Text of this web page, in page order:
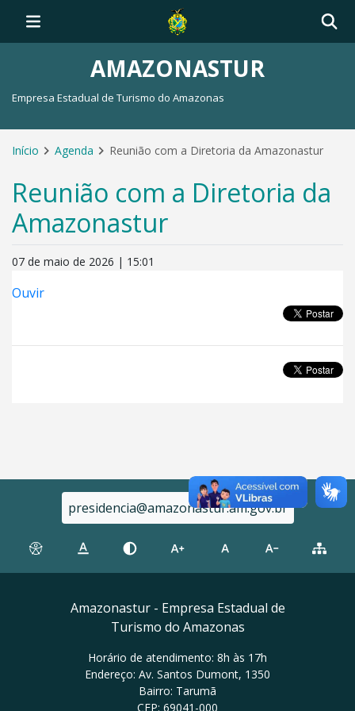
AMAZONASTUR
Empresa Estadual de Turismo do Amazonas
Início Agenda Reunião com a Diretoria da Amazonastur
Reunião com a Diretoria da
Amazonastur
07 de maio de 2026 | 15:01
Ouvir
presidencia@amazonastur.am.gov.br
Amazonastur - Empresa Estadual de
Turismo do Amazonas
Horário de atendimento: 8h às 17h
Endereço: Av. Santos Dumont, 1350
Bairro: Tarumã
CEP: 69041-000